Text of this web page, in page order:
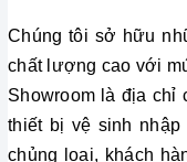
Chúng tôi sở hữu
chất lượng cao với
Showroom là địa chỉ
thiết bị vệ sinh nhập
chủng loại, khách